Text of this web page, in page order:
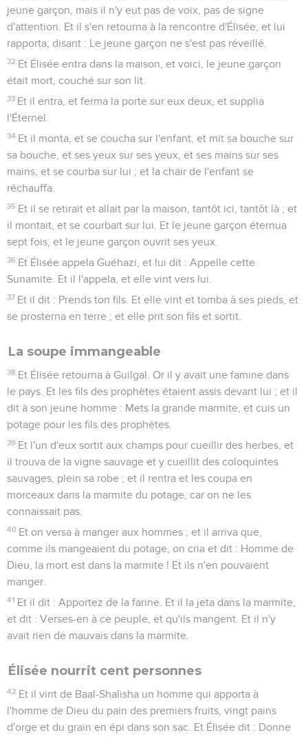
jeune garçon, mais il n'y eut pas de voix, pas de signe
d'attention. Et il s'en retourna à la rencontre d'Élisée, et lui
rapporta, disant : Le jeune garçon ne s'est pas réveillé.
32 Et Élisée entra dans la maison, et voici, le jeune garçon
était mort, couché sur son lit.
33 Et il entra, et ferma la porte sur eux deux, et supplia
l'Éternel.
34 Et il monta, et se coucha sur l'enfant, et mit sa bouche sur
sa bouche, et ses yeux sur ses yeux, et ses mains sur ses
mains, et se courba sur lui ; et la chair de l'enfant se
réchauffa.
35 Et il se retirait et allait par la maison, tantôt ici, tantôt là ; et
il montait, et se courbait sur lui. Et le jeune garçon éternua
sept fois, et le jeune garçon ouvrit ses yeux.
36 Et Élisée appela Guéhazi, et lui dit : Appelle cette
Sunamite. Et il l'appela, et elle vint vers lui.
37 Et il dit : Prends ton fils. Et elle vint et tomba à ses pieds, et
se prosterna en terre ; et elle prit son fils et sortit.
La soupe immangeable
38 Et Élisée retourna à Guilgal. Or il y avait une famine dans
le pays. Et les fils des prophètes étaient assis devant lui ; et il
dit à son jeune homme : Mets la grande marmite, et cuis un
potage pour les fils des prophètes.
39 Et l'un d'eux sortit aux champs pour cueillir des herbes, et
il trouva de la vigne sauvage et y cueillit des coloquintes
sauvages, plein sa robe ; et il rentra et les coupa en
morceaux dans la marmite du potage, car on ne les
connaissait pas.
40 Et on versa à manger aux hommes ; et il arriva que,
comme ils mangeaient du potage, on cria et dit : Homme de
Dieu, la mort est dans la marmite ! Et ils n'en pouvaient
manger.
41 Et il dit : Apportez de la farine. Et il la jeta dans la marmite,
et dit : Verses-en à ce peuple, et qu'ils mangent. Et il n'y
avait rien de mauvais dans la marmite.
Élisée nourrit cent personnes
42 Et il vint de Baal-Shalisha un homme qui apporta à
l'homme de Dieu du pain des premiers fruits, vingt pains
d'orge et du grain en épi dans son sac. Et Élisée dit : Donne